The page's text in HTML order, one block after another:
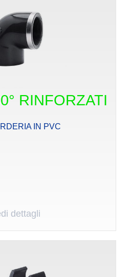
RINFORZATI
IN PVC
dettagli